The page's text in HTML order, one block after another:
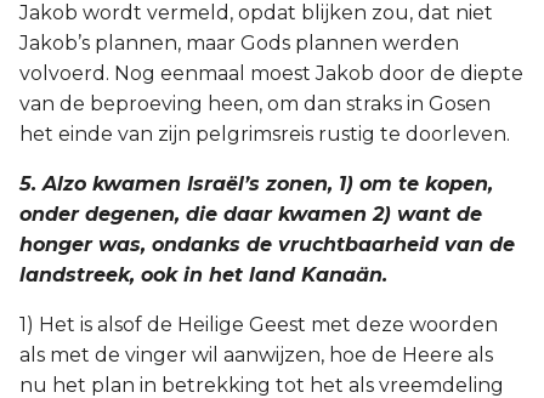
Jakob wordt vermeld, opdat blijken zou, dat niet
Jakob’s plannen, maar Gods plannen werden
volvoerd. Nog eenmaal moest Jakob door de diepte
van de beproeving heen, om dan straks in Gosen
het einde van zijn pelgrimsreis rustig te doorleven.
5. Alzo kwamen Israël’s zonen, 1) om te kopen,
onder degenen, die daar kwamen 2) want de
honger was, ondanks de vruchtbaarheid van de
landstreek, ook in het land Kanaän.
1) Het is alsof de Heilige Geest met deze woorden
als met de vinger wil aanwijzen, hoe de Heere als
nu het plan in betrekking tot het als vreemdeling